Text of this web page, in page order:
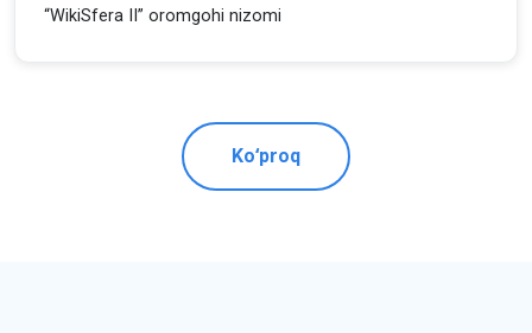
“WikiSfera II” oromgohi nizomi
Koʻproq